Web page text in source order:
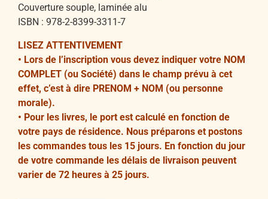
Couverture souple, laminée alu
ISBN : 978-2-8399-3311-7
LISEZ ATTENTIVEMENT
•⁠ ⁠Lors de l’inscription vous devez indiquer votre NOM
COMPLET (ou Société) dans le champ prévu à cet
effet, c’est à dire PRENOM + NOM (ou personne
morale).
•⁠ ⁠Pour les livres, le port est calculé en fonction de
votre pays de résidence. Nous préparons et postons
les commandes tous les 15 jours. En fonction du jour
de votre commande les délais de livraison peuvent
varier de 72 heures à 25 jours.